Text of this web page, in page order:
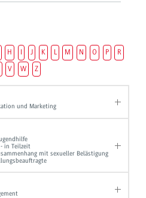
H I J K L M N O P
R
V W Z
und Marketing
in Teilzeit
mit sexueller Belästigung